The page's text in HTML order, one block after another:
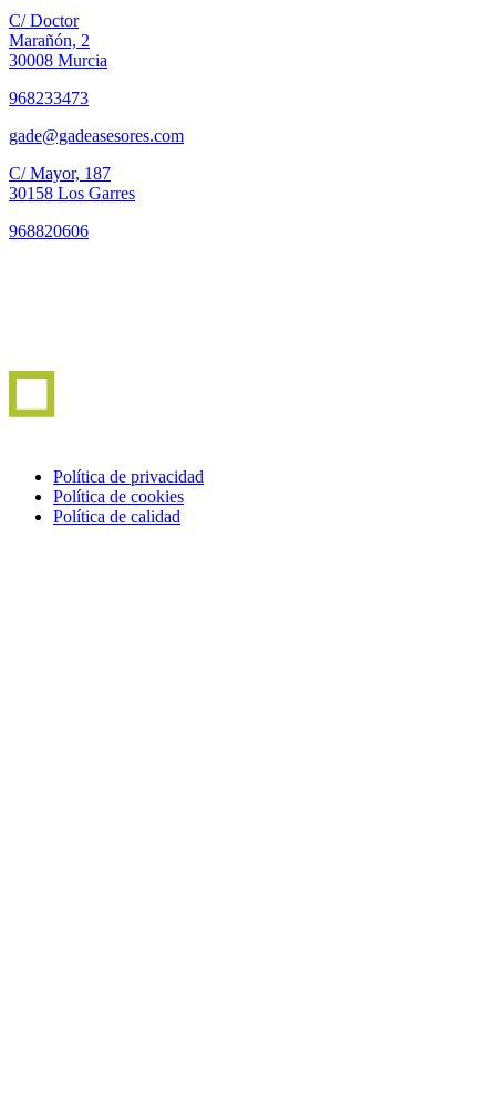
C/ Doctor
Marañón, 2
30008 Murcia
968233473
gade@gadeasesores.com
C/ Mayor, 187
30158 Los Garres
968820606
Política de privacidad
Política de cookies
Política de calidad